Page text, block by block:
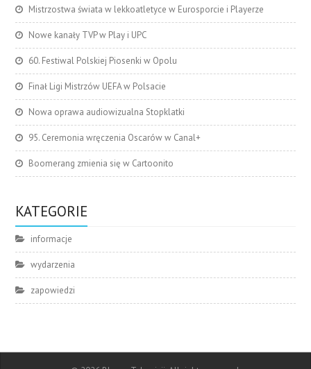
Mistrzostwa świata w lekkoatletyce w Eurosporcie i Playerze
Nowe kanały TVP w Play i UPC
60. Festiwal Polskiej Piosenki w Opolu
Finał Ligi Mistrzów UEFA w Polsacie
Nowa oprawa audiowizualna Stopklatki
95. Ceremonia wręczenia Oscarów w Canal+
Boomerang zmienia się w Cartoonito
KATEGORIE
informacje
wydarzenia
zapowiedzi